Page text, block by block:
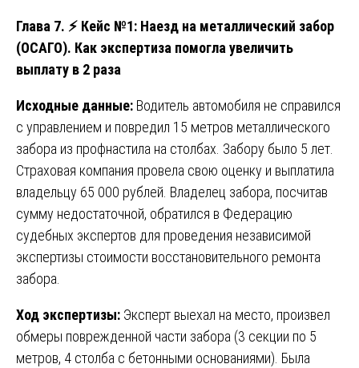
Глава 7. ⚡ Кейс №1: Наезд на металлический забор
(ОСАГО). Как экспертиза помогла увеличить
выплату в 2 раза
Исходные данные: Водитель автомобиля не справился
с управлением и повредил 15 метров металлического
забора из профнастила на столбах. Забору было 5 лет.
Страховая компания провела свою оценку и выплатила
владельцу 65 000 рублей. Владелец забора, посчитав
сумму недостаточной, обратился в Федерацию
судебных экспертов для проведения независимой
экспертизы стоимости восстановительного ремонта
забора.
Ход экспертизы: Эксперт выехал на место, произвел
обмеры поврежденной части забора (3 секции по 5
метров, 4 столба с бетонными основаниями). Была